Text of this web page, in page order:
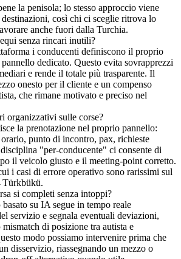
la penisola; lo stesso approccio viene
così chi ci sceglie ritrova lo
anche fuori dalla Turchia.
senza rincari inutili?
i conducenti definiscono il proprio
dedicato. Questo evita sovrapprezzi
e rende il totale più trasparente. Il
onesto per il cliente e un compenso
che rimane motivato e preciso nel
organizzativi sulle corse?
la prenotazione nel proprio pannello:
punto di incontro, pax, richieste
"per-conducente" ci consente di
il veicolo giusto e il meeting-point corretto.
i casi di errore operativo sono rarissimi sul
si completi senza intoppi?
su IA segue in tempo reale
servizio e segnala eventuali deviazioni,
di posizione tra autista e
modo possiamo intervenire prima che
disservizio, riassegnando un mezzo o